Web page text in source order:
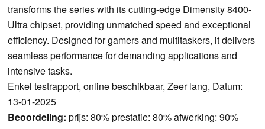
transforms the series with its cutting-edge Dimensity 8400-
Ultra chipset, providing unmatched speed and exceptional
efficiency. Designed for gamers and multitaskers, it delivers
seamless performance for demanding applications and
intensive tasks.
Enkel testrapport, online beschikbaar, Zeer lang, Datum:
13-01-2025
Beoordeling: prijs: 80% prestatie: 80% afwerking: 90%